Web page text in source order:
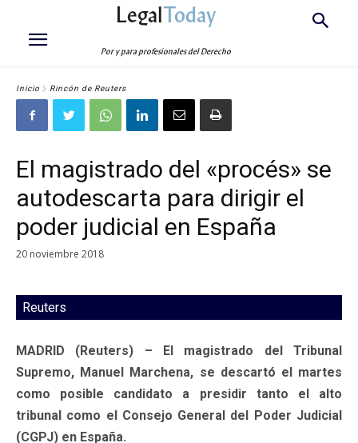
LegalToday
Por y para profesionales del Derecho
Inicio Rincón de Reuters
El magistrado del «procés» se
autodescarta para dirigir el
poder judicial en España
20 noviembre 2018
Reuters
MADRID (Reuters) – El magistrado del Tribunal
Supremo, Manuel Marchena, se descartó el martes
como posible candidato a presidir tanto el alto
tribunal como el Consejo General del Poder Judicial
(CGPJ) en España.